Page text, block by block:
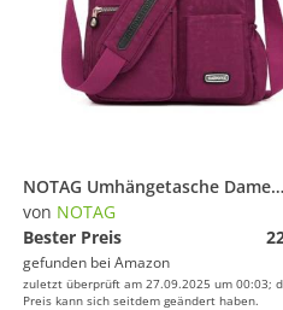
NOTAG Umhängetasche Damen, Leichte Mehrfach-Taschen Schultertasche Damen Wasserdicht Nylon Handtasche Umhängetasche (Hellviolett)
von NOTAG
Bester Preis
gefunden bei Amazon
zuletzt überprüft am 27.09.2025 um 00:03;
Preis kann sich seitdem geändert haben.